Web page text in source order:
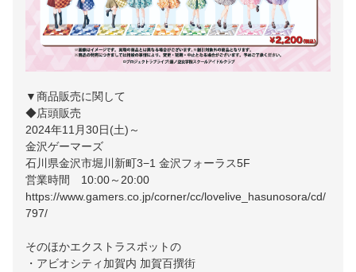
▼商品販売に関して
◆店頭販売
2024年11月30日(土)～
金沢ゲーマーズ
石川県金沢市堀川新町3−1 金沢フォーラス5F
営業時間 10:00～20:00
https://www.gamers.co.jp/corner/cc/lovelive_hasunosora/cd/
797/
そのほかエクストラスポットの
・アビオシティ加賀内 加賀百撰街